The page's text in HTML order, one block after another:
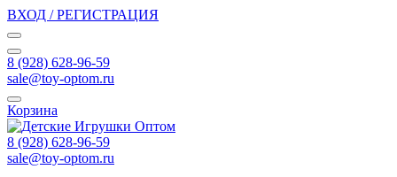
ВХОД / РЕГИСТРАЦИЯ
8 (928) 628-96-59
sale@toy-optom.ru
Корзина
8 (928) 628-96-59
sale@toy-optom.ru